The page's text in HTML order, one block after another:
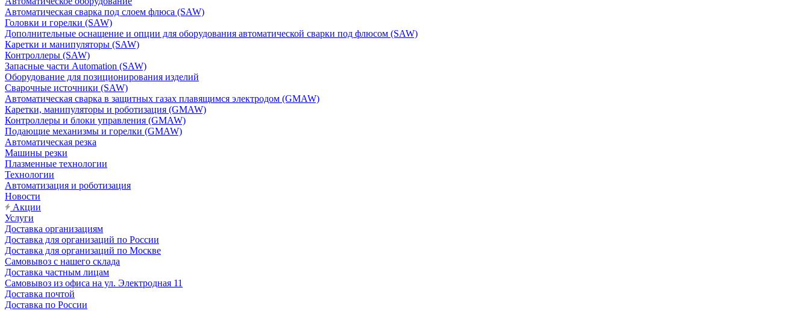
Автоматическая сварка под слоем флюса (SAW)
Головки и горелки (SAW)
Дополнительные оснащение и опции для оборудования автоматической сварки под флюсом (SAW)
Каретки и манипуляторы (SAW)
Контроллеры (SAW)
Запасные части Automation (SAW)
Оборудование для позиционирования изделий
Сварочные источники (SAW)
Автоматическая сварка в защитных газах плавящимся электродом (GMAW)
Каретки, манипуляторы и роботизация (GMAW)
Контроллеры и блоки управления (GMAW)
Подающие механизмы и горелки (GMAW)
Автоматическая резка
Машины резки
Плазменные технологии
Технологии
Автоматизация и роботизация
Новости
Акции
Услуги
Доставка организациям
Доставка для организаций по России
Доставка для организаций по Москве
Самовывоз с нашего склада
Доставка частным лицам
Самовывоз из офиса на ул. Электродная 11
Доставка почтой
Доставка по России